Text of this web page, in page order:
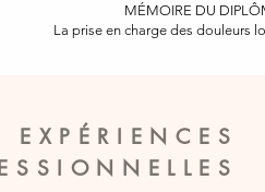
MÉMOIRE DU
La prise en charge des douleurs
EXPÉRIENCES